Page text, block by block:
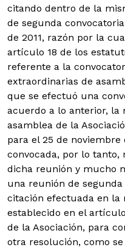
citando dentro de la
de segunda
de 2011, razón por la
artículo 18 de los
referente a la
extraordinarias de
que se efectuó una
acuerdo a lo anterior, la
asamblea de la
para el 25 de noviembre
convocada, por lo tanto,
dicha reunión y mucho
una reunión de
citación efectuada en la
establecido en el
de la Asociación, para
otra resolución, como